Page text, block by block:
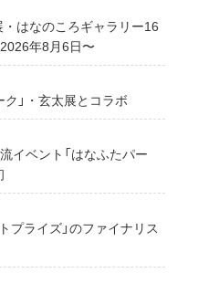
はなのころギャラリー16
年8月6日〜
」・玄太展とコラボ
イベント「はなふたパー
プライズ」のファイナリス